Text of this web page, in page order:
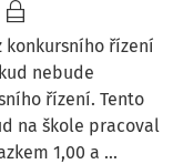
konkursního řízení
nebude
řízení. Tento
na škole pracoval
1,00 a ...